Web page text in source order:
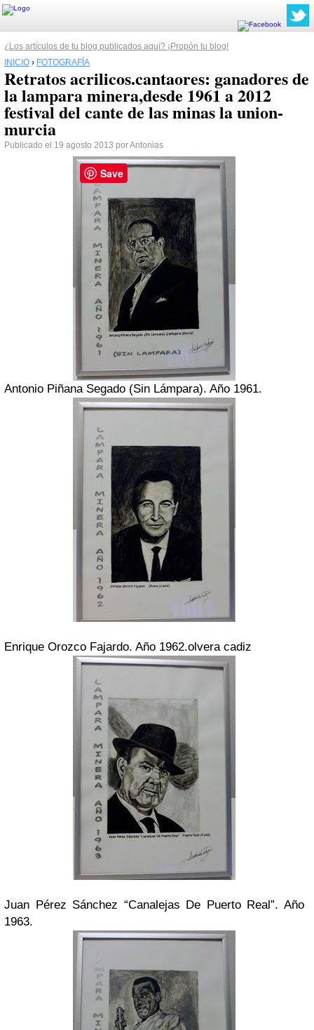
¿Los artículos de tu blog publicados aquí? ¡Propón tu blog!
INICIO › FOTOGRAFÍA
Retratos acrilicos.cantaores: ganadores de
la lampara minera,desde 1961 a 2012
festival del cante de las minas la union-
murcia
Publicado el 19 agosto 2013 por Antonias
Antonio Piñana Segado (Sin Lámpara). Año 1961.
Enrique Orozco Fajardo. Año 1962.olvera cadiz
Juan Pérez Sánchez “Canalejas De Puerto Real”. Año
1963.
Save